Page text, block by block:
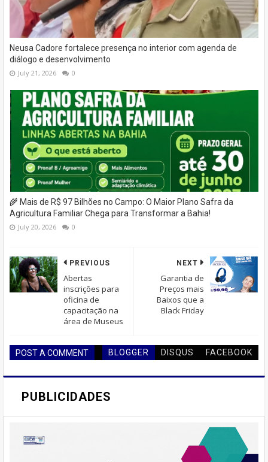
Neusa Cadore fortalece presença no interior com agenda de
diálogo e desenvolvimento
July 21, 2026 0
🌾 Mais de R$ 97 Bilhões no Campo: O Maior Plano Safra da
Agricultura Familiar Chega para Transformar a Bahia!
July 20, 2026 0
NEXT
Garantia de
Preços mais
Baixos que a
Black Friday
PREVIOUS
Abertas
inscrições para
oficina de
capacitação na
área de Museus
POST A COMMENT BLOGGER DISQUS FACEBOOK
PUBLICIDADES